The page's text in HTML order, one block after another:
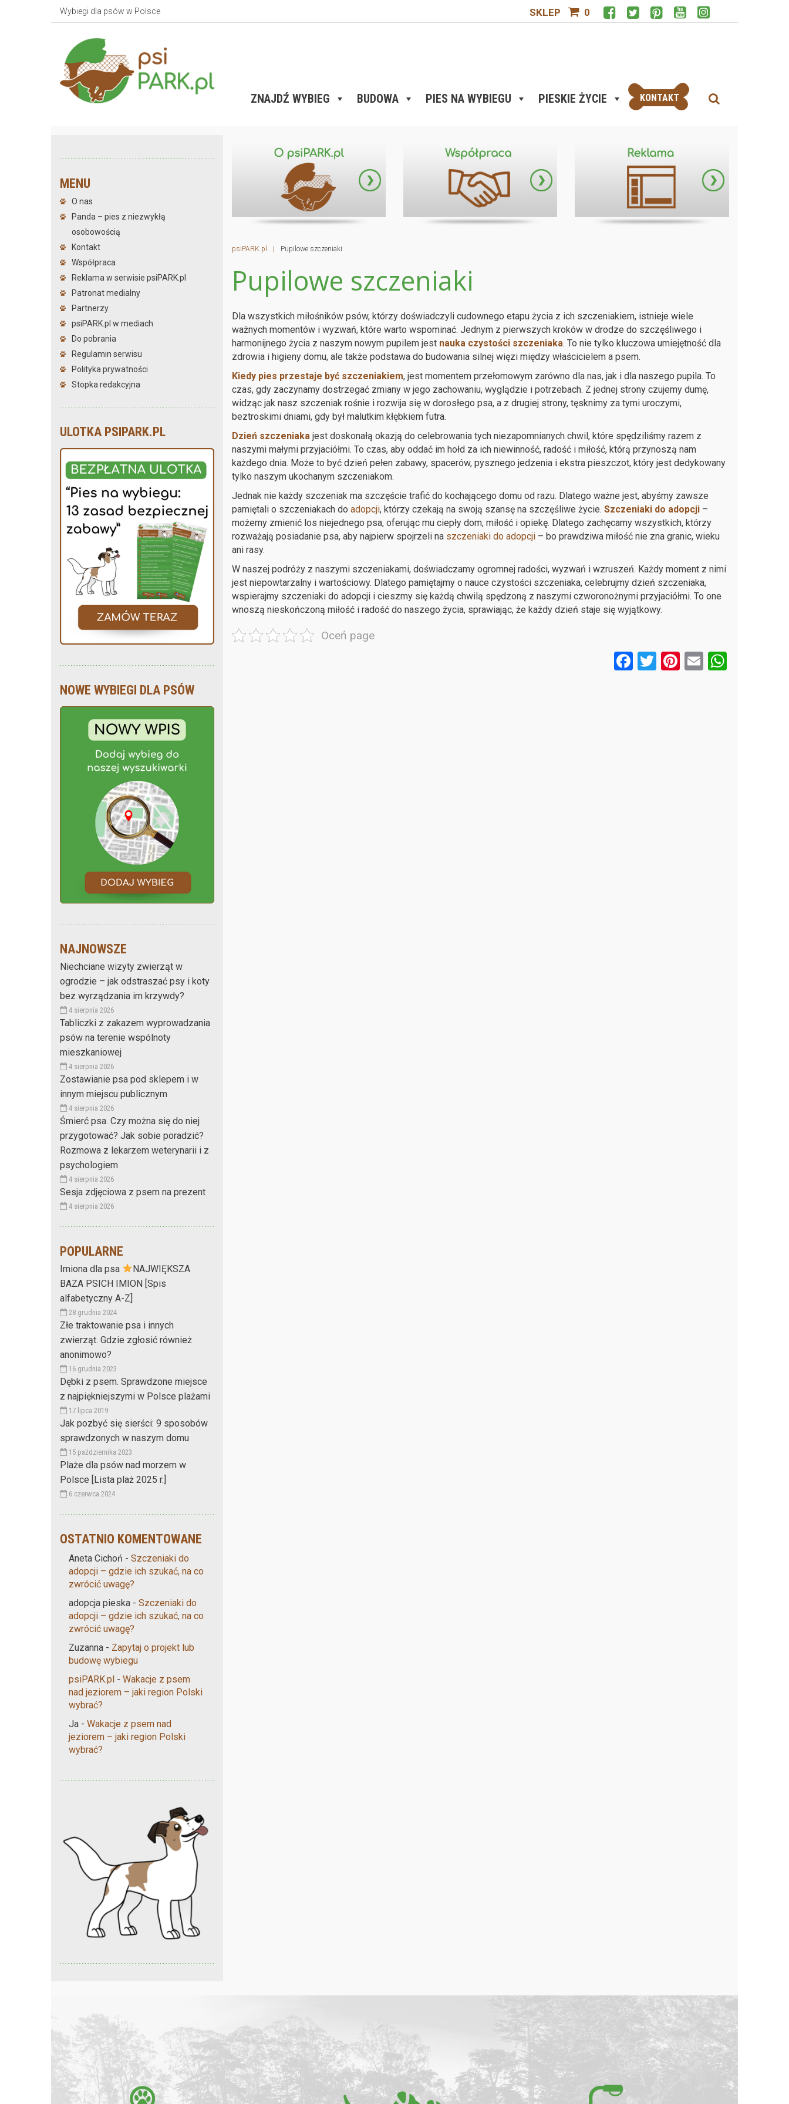
Wybiegi dla psów w Polsce SKLEP 0
ZNAJDŹ WYBIEG BUDOWA PIES NA WYBIEGU PIESKIE ŻYCIE KONTAKT
MENU
O nas
Panda – pies z niezwykłą
osobowością
Kontakt
Współpraca
Reklama w serwisie psiPARK.pl
Patronat medialny
Partnerzy
psiPARK.pl w mediach
Do pobrania
Regulamin serwisu
Polityka prywatności
Stopka redakcyjna
ULOTKA PSIPARK.PL
NOWE WYBIEGI DLA PSÓW
NAJNOWSZE
Niechciane wizyty zwierząt w
ogrodzie – jak odstraszać psy i koty
bez wyrządzania im krzywdy?
4 sierpnia 2026
Tabliczki z zakazem wyprowadzania
psów na terenie wspólnoty
mieszkaniowej
4 sierpnia 2026
Zostawianie psa pod sklepem i w
innym miejscu publicznym
4 sierpnia 2026
Śmierć psa. Czy można się do niej
przygotować? Jak sobie poradzić?
Rozmowa z lekarzem weterynarii i z
psychologiem
4 sierpnia 2026
Sesja zdjęciowa z psem na prezent
4 sierpnia 2026
POPULARNE
Imiona dla psa
NAJWIĘKSZA
BAZA PSICH IMION [Spis
alfabetyczny A-Z]
28 grudnia 2024
Złe traktowanie psa i innych
zwierząt. Gdzie zgłosić również
anonimowo?
16 grudnia 2023
Dębki z psem. Sprawdzone miejsce
z najpiękniejszymi w Polsce plażami
17 lipca 2019
Jak pozbyć się sierści: 9 sposobów
sprawdzonych w naszym domu
15 października 2023
Plaże dla psów nad morzem w
Polsce [Lista plaż 2025 r.]
6 czerwca 2024
OSTATNIO KOMENTOWANE
Aneta Cichoń - Szczeniaki do
adopcji – gdzie ich szukać, na co
zwrócić uwagę?
adopcja pieska - Szczeniaki do
adopcji – gdzie ich szukać, na co
zwrócić uwagę?
Zuzanna - Zapytaj o projekt lub
budowę wybiegu
psiPARK.pl - Wakacje z psem
nad jeziorem – jaki region Polski
wybrać?
Ja - Wakacje z psem nad
jeziorem – jaki region Polski
wybrać?
psiPARK.pl Pupilowe szczeniaki
Pupilowe szczeniaki
Dla wszystkich miłośników psów, którzy doświadczyli cudownego etapu życia z ich szczeniakiem, istnieje wiele
ważnych momentów i wyzwań, które warto wspominać. Jednym z pierwszych kroków w drodze do szczęśliwego i
harmonijnego życia z naszym nowym pupilem jest nauka czystości szczeniaka. To nie tylko kluczowa umiejętność dla
zdrowia i higieny domu, ale także podstawa do budowania silnej więzi między właścicielem a psem.
Kiedy pies przestaje być szczeniakiem, jest momentem przełomowym zarówno dla nas, jak i dla naszego pupila. To
czas, gdy zaczynamy dostrzegać zmiany w jego zachowaniu, wyglądzie i potrzebach. Z jednej strony czujemy dumę,
widząc jak nasz szczeniak rośnie i rozwija się w dorosłego psa, a z drugiej strony, tęsknimy za tymi uroczymi,
beztroskimi dniami, gdy był malutkim kłębkiem futra.
Dzień szczeniakajest doskonałą okazją do celebrowania tych niezapomnianych chwil, które spędziliśmy razem z
naszymi małymi przyjaciółmi. To czas, aby oddać im hołd za ich niewinność, radość i miłość, którą przynoszą nam
każdego dnia. Może to być dzień pełen zabawy, spacerów, pysznego jedzenia i ekstra pieszczot, który jest dedykowany
tylko naszym ukochanym szczeniakom.
Jednak nie każdy szczeniak ma szczęście trafić do kochającego domu od razu. Dlatego ważne jest, abyśmy zawsze
pamiętali o szczeniakach do adopcji, którzy czekają na swoją szansę na szczęśliwe życie. Szczeniaki do adopcji–
możemy zmienić los niejednego psa, oferując mu ciepły dom, miłość i opiekę. Dlatego zachęcamy wszystkich, którzy
rozważają posiadanie psa, aby najpierw spojrzeli na szczeniaki do adopcji– bo prawdziwa miłość nie zna granic, wieku
ani rasy.
W naszej podróży z naszymi szczeniakami, doświadczamy ogromnej radości, wyzwań i wzruszeń. Każdy moment z nimi
jest niepowtarzalny i wartościowy. Dlatego pamiętajmy o nauce czystości szczeniaka, celebrujmy dzień szczeniaka,
wspierajmy szczeniaki do adopcji i cieszmy się każdą chwilą spędzoną z naszymi czworonożnymi przyjaciółmi. To one
wnoszą nieskończoną miłość i radość do naszego życia, sprawiając, że każdy dzień staje się wyjątkowy.
Oceń page
F T Pi E